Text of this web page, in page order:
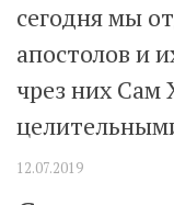
сегодня мы
апостолов и
чрез них Сам
12.07.2019